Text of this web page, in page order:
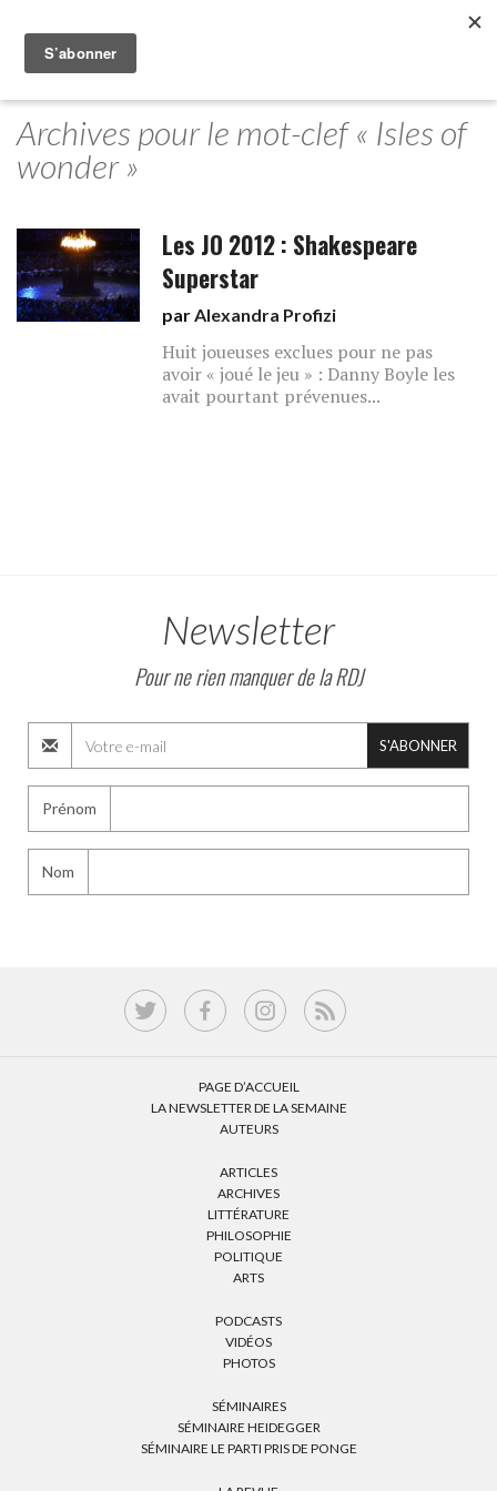
Archives pour le mot-clef « Isles of
wonder »
Les JO 2012 : Shakespeare
Superstar
parAlexandra Profizi
Huit joueuses exclues pour ne pas
avoir « joué le jeu » : Danny Boyle les
avait pourtant prévenues...
Newsletter
Pour ne rien manquer de la RDJ
S'ABONNER
Prénom
Nom
PAGE D’ACCUEIL
LA NEWSLETTER DE LA SEMAINE
AUTEURS
ARTICLES
ARCHIVES
LITTÉRATURE
PHILOSOPHIE
POLITIQUE
ARTS
PODCASTS
VIDÉOS
PHOTOS
SÉMINAIRES
SÉMINAIRE HEIDEGGER
SÉMINAIRE LE PARTI PRIS DE PONGE